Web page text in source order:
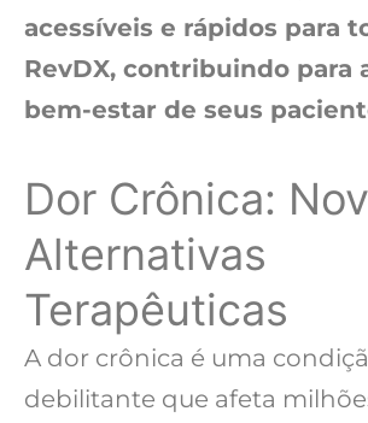
acessíveis e rápidos para
RevDX, contribuindo para
bem-estar de seus
Dor Crônica:
Alternativas
Terapêuticas
A dor crônica é uma
debilitante que afeta